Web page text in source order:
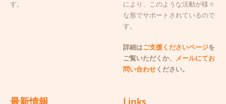
す。
により、このような活動が様々
な形でサポートされているので
す。
詳細はご支援くださいページを
ご覧いただくか、 メールにてお
問い合わせ ください。
最新情報 Links